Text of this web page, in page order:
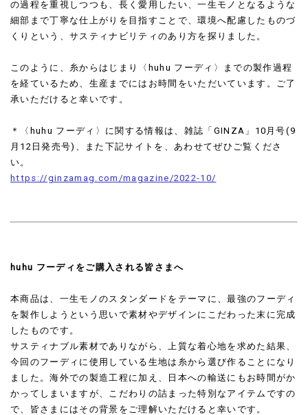
の過程を重視しつつも、長く愛用したい、一生モノとなるような
細部まで丁寧な仕上がりを目指すことで、環境へ配慮したものづ
くりという、サスティナビリティのあり方を探りました。
このように、糸からはじまり〈huhu フーディ〉までの製作過程
を経ているため、生産までにはお時間をいただいています。ご了
承いただけると幸いです。
＊〈huhu フーディ〉に関する情報は、雑誌「GINZA」10月号(9
月12日発売号)、また下記サイトを、あわせてぜひご覧くださ
い。
https://ginzamag.com/magazine/2022-10/
huhu フーディをご購入される皆さまへ
本商品は、一生モノのスタンダードをテーマに、最強のフーディ
を製作しようという思いで素材やデザインにこだわった末に完成
したものです。
サスティナブル素材でありながら、上質な着心地を求めた結果、
今回のフーディに使用している生地は糸から選び作ることになり
ました。海外での製造工程に加え、日本への輸送にもお時間がか
かってしまいますが、こだわりの詰まった特別なアイテムですの
で、皆さまにはその背景をご理解いただけると幸いです。